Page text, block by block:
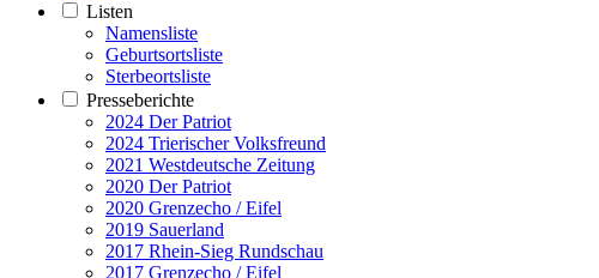
Listen
Namensliste
Geburtsortsliste
Sterbeortsliste
Presseberichte
2024 Der Patriot
2024 Trierischer Volksfreund
2021 Westdeutsche Zeitung
2020 Der Patriot
2020 Grenzecho / Eifel
2019 Sauerland
2017 Rhein-Sieg Rundschau
2017 Grenzecho / Eifel